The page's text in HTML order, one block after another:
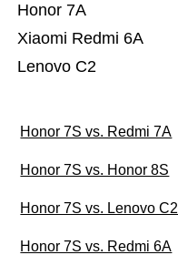
Lenovo C2
Xiaomi Redmi 6A
Honor 7A
Honor 7S vs. Redmi 7A
Honor 7S vs. Honor 8S
Honor 7S vs. Lenovo C2
Honor 7S vs. Redmi 6A